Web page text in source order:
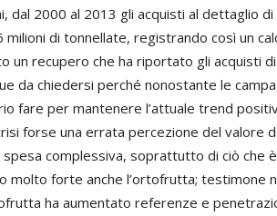
dal 2000 al 2013 gli acquisti al dettaglio
milioni di tonnellate, registrando così un
un recupero che ha riportato gli acquisti
da chiedersi perché nonostante le
fare per mantenere l’attuale trend
forse una errata percezione del valore
complessiva, soprattutto di ciò che
molto forte anche l’ortofrutta; testimone
ha aumentato referenze e